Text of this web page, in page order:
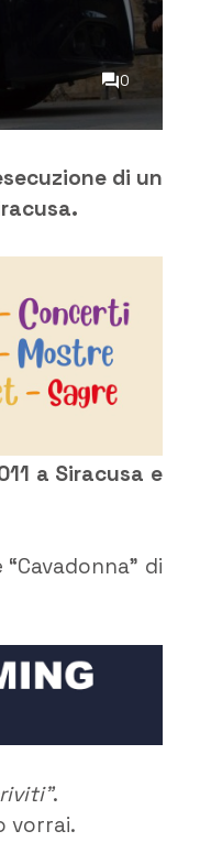
0
di un
a Siracusa e
di
.
vorrai.